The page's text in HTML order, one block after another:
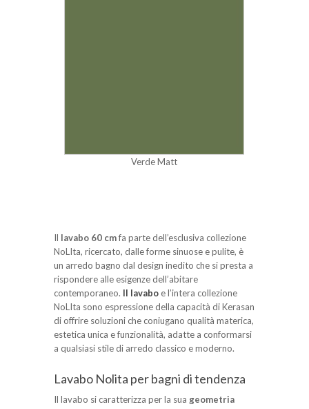
Verde Matt
Il lavabo 60 cmfa parte dell’esclusiva collezione
NoLIta, ricercato, dalle forme sinuose e pulite, è
un arredo bagno dal design inedito che si presta a
rispondere alle esigenze dell’abitare
contemporaneo. Il lavabo e l’intera collezione
NoLIta sono espressione della capacità di Kerasan
di offrire soluzioni che coniugano qualità materica,
estetica unica e funzionalità, adatte a conformarsi
a qualsiasi stile di arredo classico e moderno.
Lavabo Nolita per bagni di tendenza
Il lavabo si caratterizza per la sua geometria